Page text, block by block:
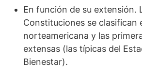
En función de su extensión.
Constituciones se clasifican
norteamericana y las
extensas (las típicas del
Bienestar).